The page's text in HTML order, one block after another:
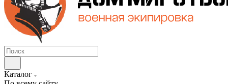
Каталог